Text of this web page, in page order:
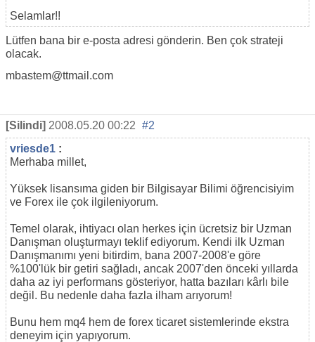
Selamlar!!
Lütfen bana bir e-posta adresi gönderin. Ben çok strateji
olacak.
mbastem@ttmail.com
[Silindi] 2008.05.20 00:22 #2
vriesde1 :
Merhaba millet,
Yüksek lisansıma giden bir Bilgisayar Bilimi öğrencisiyim
ve Forex ile çok ilgileniyorum.
Temel olarak, ihtiyacı olan herkes için ücretsiz bir Uzman
Danışman oluşturmayı teklif ediyorum. Kendi ilk Uzman
Danışmanımı yeni bitirdim, bana 2007-2008'e göre
%100'lük bir getiri sağladı, ancak 2007'den önceki yıllarda
daha az iyi performans gösteriyor, hatta bazıları kârlı bile
değil. Bu nedenle daha fazla ilham arıyorum!
Bunu hem mq4 hem de forex ticaret sistemlerinde ekstra
deneyim için yapıyorum.